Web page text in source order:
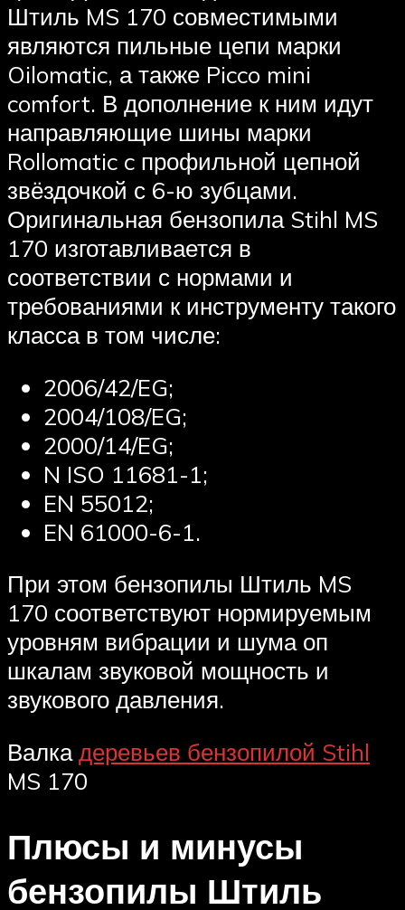
Штиль MS 170 совместимыми
являются пильные цепи марки
Oilomatic, а также Picco mini
comfort. В дополнение к ним идут
направляющие шины марки
Rollomatic c профильной цепной
звёздочкой с 6-ю зубцами.
Оригинальная бензопила Stihl MS
170 изготавливается в
соответствии с нормами и
требованиями к инструменту такого
класса в том числе:
2006/42/EG;
2004/108/EG;
2000/14/EG;
N ISO 11681-1;
EN 55012;
EN 61000-6-1.
При этом бензопилы Штиль MS
170 соответствуют нормируемым
уровням вибрации и шума оп
шкалам звуковой мощность и
звукового давления.
Валкадеревьев бензопилой Stihl
MS 170
Плюсы и минусы
бензопилы Штиль